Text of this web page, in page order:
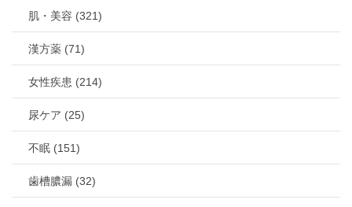
肌・美容 (321)
漢方薬 (71)
女性疾患 (214)
尿ケア (25)
不眠 (151)
歯槽膿漏 (32)